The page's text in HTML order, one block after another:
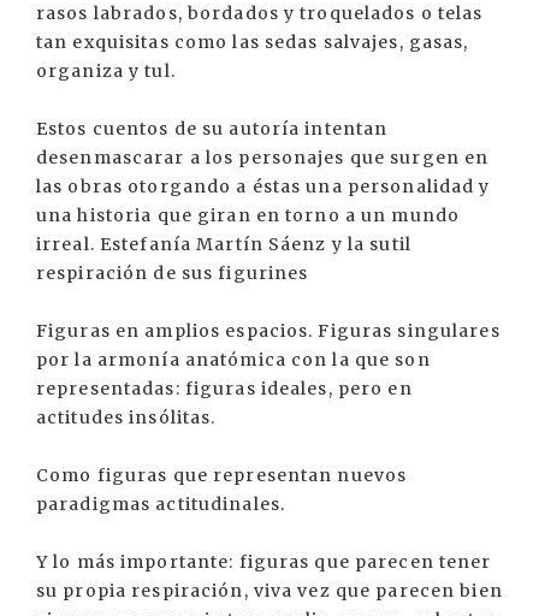
rasos labrados, bordados y troquelados o telas
tan exquisitas como las sedas salvajes, gasas,
organiza y tul.
Estos cuentos de su autoría intentan
desenmascarar a los personajes que surgen en
las obras otorgando a éstas una personalidad y
una historia que giran en torno a un mundo
irreal. Estefanía Martín Sáenz y la sutil
respiración de sus figurines
Figuras en amplios espacios. Figuras singulares
por la armonía anatómica con la que son
representadas: figuras ideales, pero en
actitudes insólitas.
Como figuras que representan nuevos
paradigmas actitudinales.
Y lo más importante: figuras que parecen tener
su propia respiración, viva vez que parecen bien